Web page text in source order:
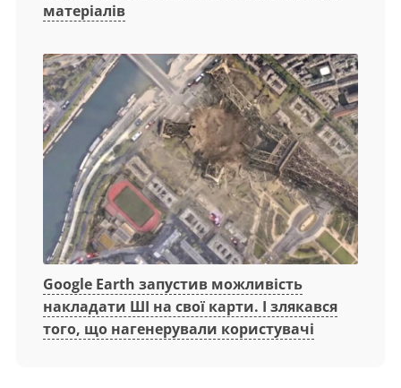
матеріалів
Google Earth запустив можливість
накладати ШІ на свої карти. І злякався
того, що нагенерували користувачі